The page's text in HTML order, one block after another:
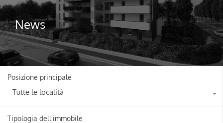
News
Posizione principale
Tutte le località
Tipologia dell'immobile